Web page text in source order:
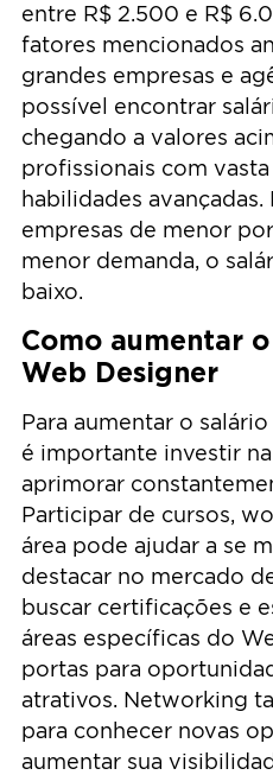
entre R$ 2.500 e R$
fatores mencionados
grandes empresas e
possível encontrar
chegando a valores
profissionais com
habilidades
empresas de menor
menor demanda, o
baixo.
Como aumentar
Web Designer
Para aumentar o
é importante investir
aprimorar
Participar de cursos,
área pode ajudar a se
destacar no mercado
buscar certificações e
áreas específicas do
portas para
atrativos. Networking
para conhecer novas
aumentar sua